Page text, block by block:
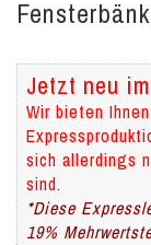
Jetzt neu
Wir bieten
sich allerdings
sind.
*Diese
19%